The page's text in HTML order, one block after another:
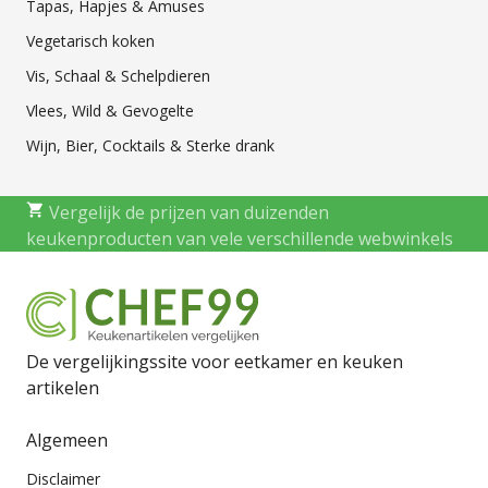
Tapas, Hapjes & Amuses
Vegetarisch koken
Vis, Schaal & Schelpdieren
Vlees, Wild & Gevogelte
Wijn, Bier, Cocktails & Sterke drank
Vergelijk de prijzen van duizenden
keukenproducten van vele verschillende webwinkels
De vergelijkingssite voor eetkamer en keuken
artikelen
Algemeen
Disclaimer